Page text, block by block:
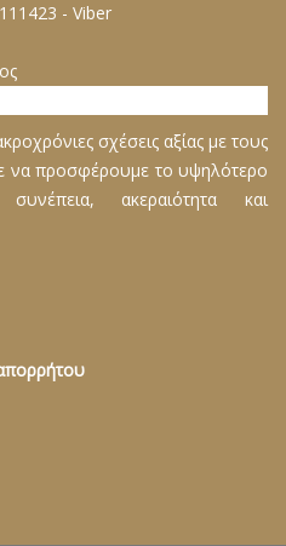
- Viber
σχέσεις αξίας µε τους
να προσφέρουμε το υψηλότερο
ακεραιότητα και